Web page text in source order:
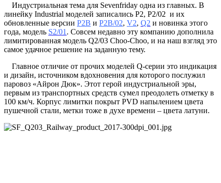
Индустриальная тема для Sevenfriday одна из главных. В
линейку Industrial моделей записались P2, P2/02 и их
обновленные версии P2B и P2B/02, V2, Q2 и новинка этого
года, модель S2/01 . Совсем недавно эту компанию дополнила
лимитированная модель Q2/03 Choo-Choo, и на наш взгляд это
самое удачное решение на заданную тему.
Главное отличие от прочих моделей Q-серии это индикация
и дизайн, источником вдохновения для которого послужил
паровоз «Айрон Дюк». Этот герой индустриальной эры,
первым из транспортных средств сумел преодолеть отметку в
100 км/ч. Корпус лимитки покрыт PVD напылением цвета
пушечной стали, метки тоже в духе времени – цвета латуни.